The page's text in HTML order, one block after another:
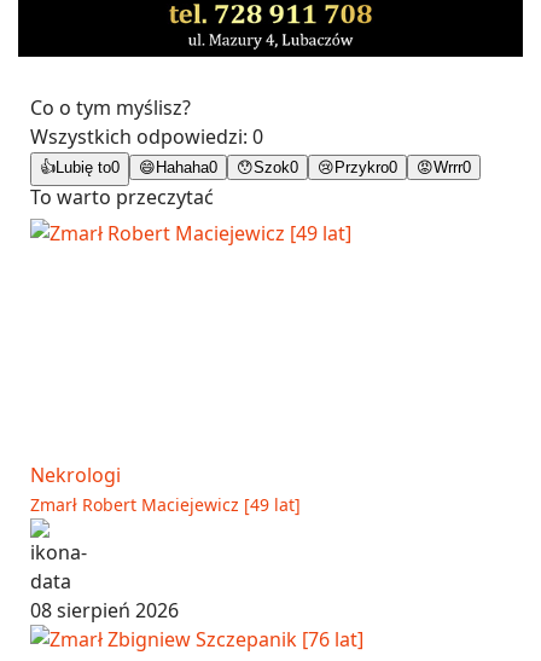
Co o tym myślisz?
Wszystkich odpowiedzi: 0
👍Lubię to0 😄Hahaha0 😯Szok0 😢Przykro0 😡Wrrr0
To warto przeczytać
Nekrologi
Zmarł Robert Maciejewicz [49 lat]
08 sierpień 2026